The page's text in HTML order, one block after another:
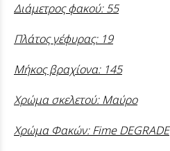
Διάμετρος φακού: 55
Πλάτος γέφυρας: 19
Μήκος βραχίονα: 145
Χρώμα σκελετού: Μαύρο
Χρώμα Φακών: Fime DEGRADE